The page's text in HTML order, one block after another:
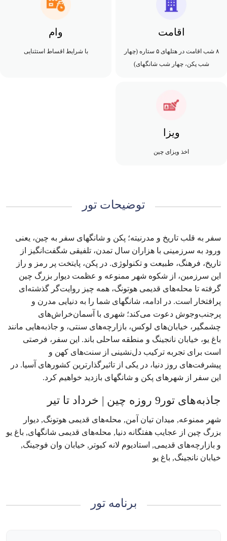
اقامت
۸ شب اقامت در هتلهای ۵ ستاره (چهار
شب پکن، چهار شب شانگهای)
وام
با شرایط اقساط استثنایی
ویزا
اخذ ویزای چین
توضیحات تور
سفر به قلب تاریخ و مدرنیته؛ پکن و شانگهای سفر به چین، یعنی
ورود به سرزمینی با هزاران سال تمدن، تلفیقی شگفت‌انگیز از
تاریخ، فرهنگ، طبیعت و تکنولوژی. در پکن، پایتخت پر رمز و راز
این سرزمین، از شکوه شهر ممنوعه و عظمت دیوار بزرگ چین
گرفته تا محله‌های قدیمی هوتونگ، همه چیز روایت‌گر گذشته‌ای
پرافتخار است. در ادامه، شانگهای شما را به دنیایی مدرن و
پرجنب‌وجوش دعوت می‌کند؛ شهری با آسمان‌خراش‌های
چشمگیر، خیابان‌های لوکس، بازارچه‌های سنتی، و جاذبه‌هایی مانند
باغ یو، خیابان نانجینگ و منطقه ساحلی باند. این سفر، فرصتی
است برای تجربه ترکیب دل‌نشینی از سنت‌های کهن و
پیشرفت‌های روز دنیا، در یکی از تاثیرگذارترین کشورهای آسیا. در
این سفر از شهرهای پکن و شانگهای بازدید خواهیم کرد.
جاذبه‌های تور9 روزه چین | خرداد تا تیر
شهر ممنوعه, میدان تیان آمن, محله‌های قدیمی هوتونگ, دیوار
بزرگ چین از عجایب هفتگانه دنیا, محله‌های قدیمی شانگهای, باغ یو
و بازارچه‌های قدیمی, استادیوم لانه کبوتر, خیابان وان فوجینگ,
خیابان نانجینگ, باغ یو
برنامه تور